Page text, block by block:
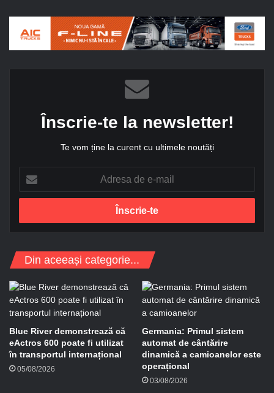
Înscrie-te la newsletter!
Te vom ține la curent cu ultimele noutăți
r
s
d
-
m
a
Din aceeași categorie...
Blue River demonstrează că
eActros 600 poate fi utilizat
în transportul internațional
05/08/2026
Germania: Primul sistem
automat de cântărire
dinamică a camioanelor este
operațional
03/08/2026